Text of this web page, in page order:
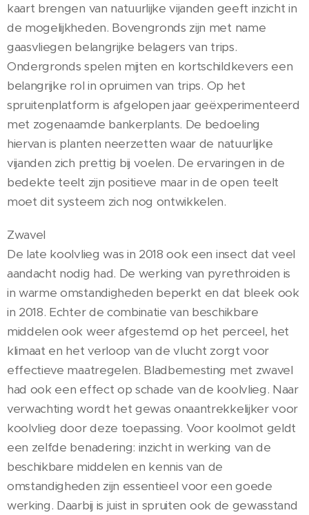
kaart brengen van natuurlijke vijanden geeft inzicht in
de mogelijkheden. Bovengronds zijn met name
gaasvliegen belangrijke belagers van trips.
Ondergronds spelen mijten en kortschildkevers een
belangrijke rol in opruimen van trips. Op het
spruitenplatform is afgelopen jaar geëxperimenteerd
met zogenaamde bankerplants. De bedoeling
hiervan is planten neerzetten waar de natuurlijke
vijanden zich prettig bij voelen. De ervaringen in de
bedekte teelt zijn positieve maar in de open teelt
moet dit systeem zich nog ontwikkelen.
Zwavel
De late koolvlieg was in 2018 ook een insect dat veel
aandacht nodig had. De werking van pyrethroiden is
in warme omstandigheden beperkt en dat bleek ook
in 2018. Echter de combinatie van beschikbare
middelen ook weer afgestemd op het perceel, het
klimaat en het verloop van de vlucht zorgt voor
effectieve maatregelen. Bladbemesting met zwavel
had ook een effect op schade van de koolvlieg. Naar
verwachting wordt het gewas onaantrekkelijker voor
koolvlieg door deze toepassing. Voor koolmot geldt
een zelfde benadering: inzicht in werking van de
beschikbare middelen en kennis van de
omstandigheden zijn essentieel voor een goede
werking. Daarbij is juist in spruiten ook de gewasstand